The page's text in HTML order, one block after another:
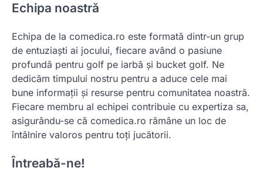
Echipa noastră
Echipa de la comedica.ro este formată dintr-un grup
de entuziaști ai jocului, fiecare având o pasiune
profundă pentru golf pe iarbă și bucket golf. Ne
dedicăm timpului nostru pentru a aduce cele mai
bune informații și resurse pentru comunitatea noastră.
Fiecare membru al echipei contribuie cu expertiza sa,
asigurându-se că comedica.ro rămâne un loc de
întâlnire valoros pentru toți jucătorii.
Întreabă-ne!